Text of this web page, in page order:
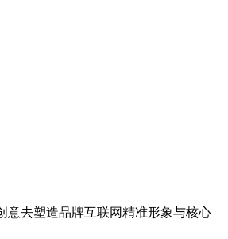
意去塑造品牌互联网精准形象与核心